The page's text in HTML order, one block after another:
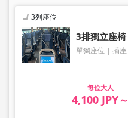
3列座位
3排獨立座椅
單獨座位 插座
大人
4,100 JPY～